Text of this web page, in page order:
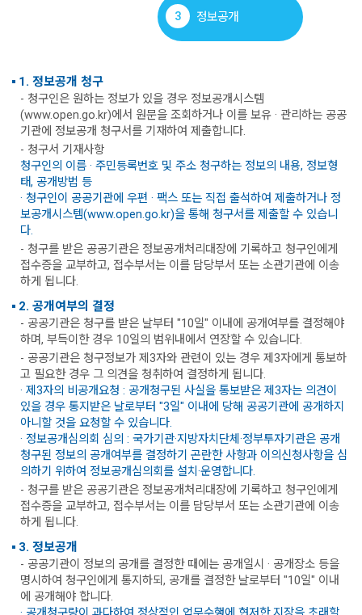
3 정보공개
1. 정보공개 청구
- 청구인은 원하는 정보가 있을 경우 정보공개시스템
(www.open.go.kr)에서 원문을 조회하거나 이를 보유 · 관리하는 공공
기관에 정보공개 청구서를 기재하여 제출합니다.
- 청구서 기재사항
청구인의 이름 · 주민등록번호 및 주소 청구하는 정보의 내용, 정보형
태, 공개방법 등
· 청구인이 공공기관에 우편 · 팩스 또는 직접 출석하여 제출하거나 정
보공개시스템(www.open.go.kr)을 통해 청구서를 제출할 수 있습니
다.
- 청구를 받은 공공기관은 정보공개처리대장에 기록하고 청구인에게
접수증을 교부하고, 접수부서는 이를 담당부서 또는 소관기관에 이송
하게 됩니다.
2. 공개여부의 결정
- 공공기관은 청구를 받은 날부터 "10일" 이내에 공개여부를 결정해야
하며, 부득이한 경우 10일의 범위내에서 연장할 수 있습니다.
- 공공기관은 청구정보가 제3자와 관련이 있는 경우 제3자에게 통보하
고 필요한 경우 그 의견을 청취하여 결정하게 됩니다.
· 제3자의 비공개요청 : 공개청구된 사실을 통보받은 제3자는 의견이
있을 경우 통지받은 날로부터 "3일" 이내에 당해 공공기관에 공개하지
아니할 것을 요청할 수 있습니다.
· 정보공개심의회 심의 : 국가기관·지방자치단체·정부투자기관은 공개
청구된 정보의 공개여부를 결정하기 곤란한 사항과 이의신청사항을 심
의하기 위하여 정보공개심의회를 설치·운영합니다.
- 청구를 받은 공공기관은 정보공개처리대장에 기록하고 청구인에게
접수증을 교부하고, 접수부서는 이를 담당부서 또는 소관기관에 이송
하게 됩니다.
3. 정보공개
- 공공기관이 정보의 공개를 결정한 때에는 공개일시 · 공개장소 등을
명시하여 청구인에게 통지하되, 공개를 결정한 날로부터 "10일" 이내
에 공개해야 합니다.